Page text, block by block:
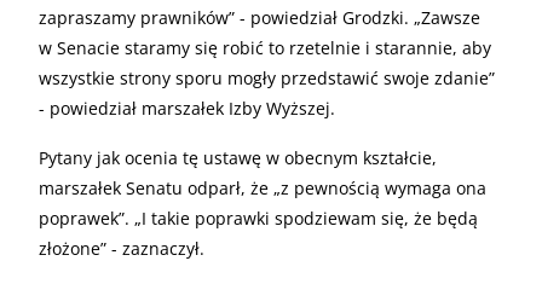
zapraszamy prawników” - powiedział Grodzki. „Zawsze
w Senacie staramy się robić to rzetelnie i starannie, aby
wszystkie strony sporu mogły przedstawić swoje zdanie”
- powiedział marszałek Izby Wyższej.
Pytany jak ocenia tę ustawę w obecnym kształcie,
marszałek Senatu odparł, że „z pewnością wymaga ona
poprawek”. „I takie poprawki spodziewam się, że będą
złożone” - zaznaczył.